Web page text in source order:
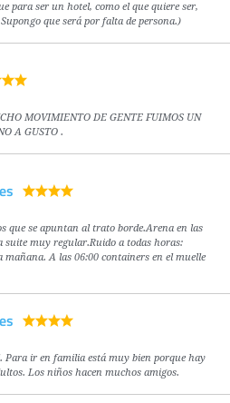
para ser un hotel, como el que quiere ser,
que será por falta de persona.)
MOVIMIENTO DE GENTE FUIMOS UN
A GUSTO .
que se apuntan al trato borde.Arena en las
suite muy regular.Ruido a todas horas:
A las 06:00 containers en el muelle
Para ir en familia está muy bien porque hay
Los niños hacen muchos amigos.